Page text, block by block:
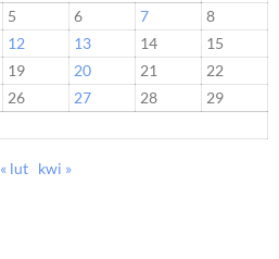
5 6 7
8
12 13 14
15
19 20 21
22
26 27 28
29
« lut kwi »